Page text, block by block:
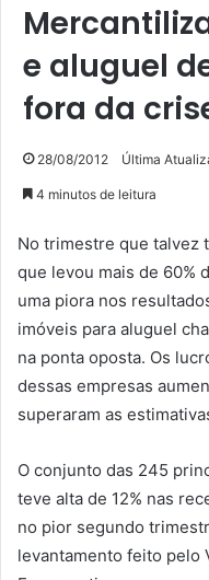
e aluguel
fora da
28/08/2012 Última
4 minutos de leitura
No trimestre que talvez
que levou mais de 60%
uma piora nos
imóveis para aluguel
na ponta oposta. Os
dessas empresas
superaram as
O conjunto das 245
teve alta de 12% nas
no pior segundo
levantamento feito pelo